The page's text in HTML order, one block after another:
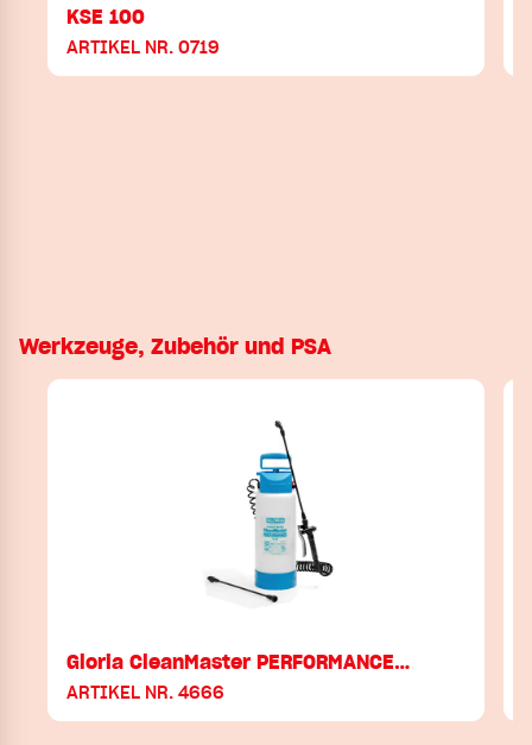
KSE 100
ARTIKEL NR. 0719
Werkzeuge, Zubehör und PSA
Gloria CleanMaster PERFORMANCE…
ARTIKEL NR. 4666